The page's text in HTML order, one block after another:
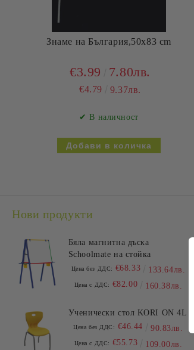
Знаме на България,50х83 cm
€3.99 7.80лв.
€4.79 9.37лв.
✔ В наличност
Нови продукти
Бяла магнитна дъска
Schoolmate на стойка
Цена без ДДС: €68.33 133.64лв.
Цена с ДДС: €82.00 160.38лв.
Ученически стол KORI ON 4L
Цена без ДДС: €46.44 90.83лв.
Цена с ДДС: €55.73 109.00лв.